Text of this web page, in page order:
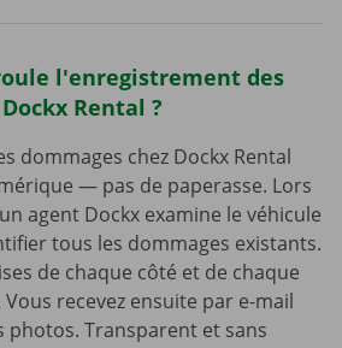
l'enregistrement des
Rental ?
dommages chez Dockx Rental
— pas de paperasse. Lors
agent Dockx examine le véhicule
tous les dommages existants.
de chaque côté et de chaque
recevez ensuite par e-mail
photos. Transparent et sans